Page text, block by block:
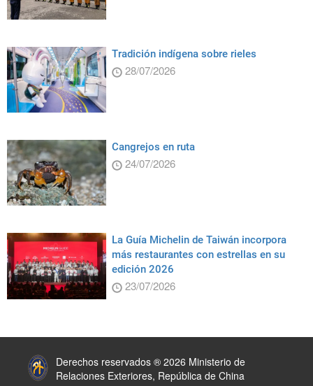
Tradición indígena sobre rieles
28/07/2026
Cangrejos en ruta
24/07/2026
La Guía Michelin de Taiwán incorpora
más restaurantes con estrellas en su
edición 2026
23/07/2026
Derechos reservados ® 2026 Ministerio de
Relaciones Exteriores, República de China